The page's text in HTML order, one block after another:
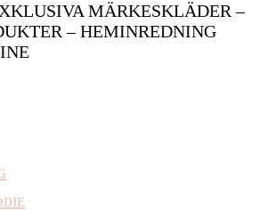
MÄRKESKLÄDER –
– HEMINREDNING